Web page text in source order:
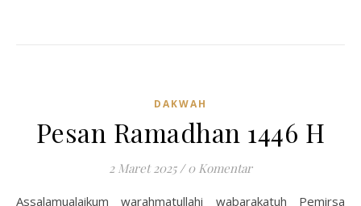
DAKWAH
Pesan Ramadhan 1446 H
2 Maret 2025 / 0 Komentar
Assalamualaikum warahmatullahi wabarakatuh Pemirsa